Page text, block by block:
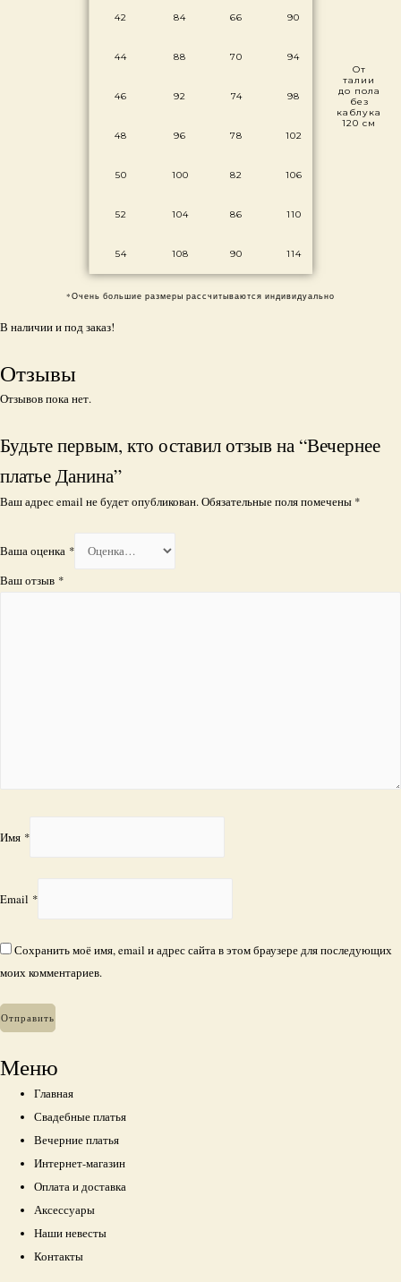
От
талии
до пола
без
каблука
120 см
42 84 66 90
44 88 70 94
46 92 74 98
48 96 78 102
50 100 82 106
52 104 86 110
54 108 90 114
*Очень большие размеры рассчитываются индивидуально
В наличии и под заказ!
Отзывы
Отзывов пока нет.
Будьте первым, кто оставил отзыв на “Вечернее
платье Данина”
Ваш адрес email не будет опубликован.Обязательные поля помечены *
Ваша оценка *
Ваш отзыв *
Имя *
Email *
Сохранить моё имя, email и адрес сайта в этом браузере для последующих
моих комментариев.
Меню
Главная
Свадебные платья
Вечерние платья
Интернет-магазин
Оплата и доставка
Аксессуары
Наши невесты
Контакты